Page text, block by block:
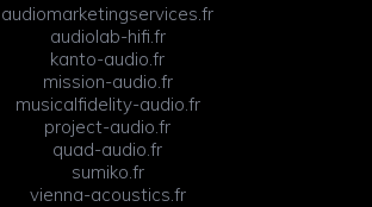
audiomarketingservices.fr
audiolab-hifi.fr
kanto-audio.fr
mission-audio.fr
musicalfidelity-audio.fr
project-audio.fr
quad-audio.fr
sumiko.fr
vienna-acoustics.fr